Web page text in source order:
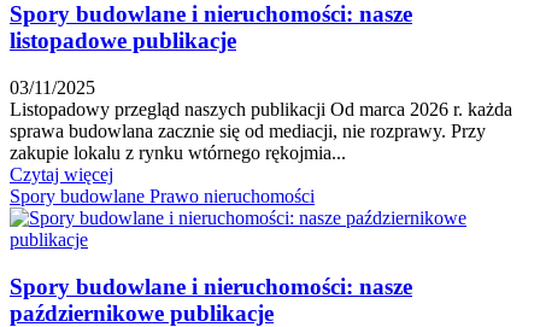
Spory budowlane i nieruchomości: nasze
listopadowe publikacje
03/11/2025
Listopadowy przegląd naszych publikacji Od marca 2026 r. każda
sprawa budowlana zacznie się od mediacji, nie rozprawy. Przy
zakupie lokalu z rynku wtórnego rękojmia...
Czytaj więcej
Spory budowlane Prawo nieruchomości
Spory budowlane i nieruchomości: nasze
październikowe publikacje